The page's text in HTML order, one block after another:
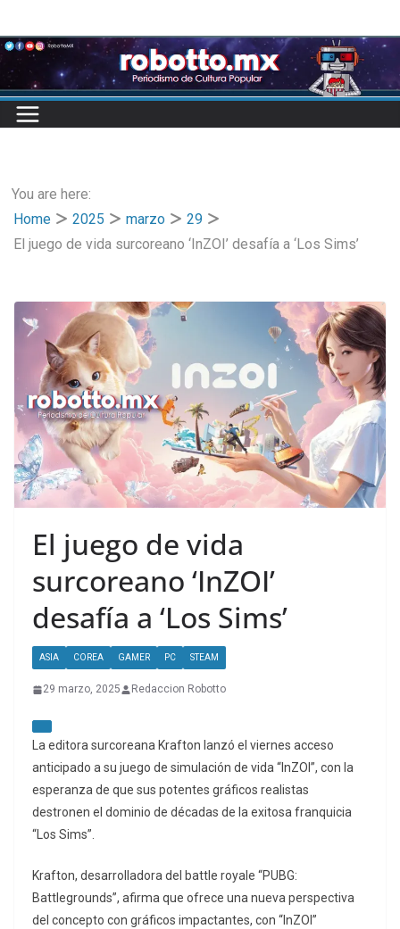
to
content
You are here:
Home
2025 marzo
29
El juego de vida surcoreano ‘InZOI’ desafía a ‘Los Sims’
El juego de vida
surcoreano ‘InZOI’
desafía a ‘Los Sims’
ASIA COREA GAMER PC STEAM
29 marzo, 2025 Redaccion Robotto
La editora surcoreana Krafton lanzó el viernes acceso
anticipado a su juego de simulación de vida “InZOI”, con la
esperanza de que sus potentes gráficos realistas
destronen el dominio de décadas de la exitosa franquicia
“Los Sims”.
Krafton, desarrolladora del battle royale “PUBG:
Battlegrounds”, afirma que ofrece una nueva perspectiva
del concepto con gráficos impactantes, con “InZOI”